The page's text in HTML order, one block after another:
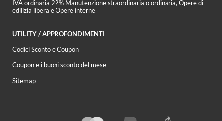
IVA ordinaria 22% Manutenzione straordinaria o ordinaria, Opere di
edilizia libera e Opere interne
UTILITY / APPROFONDIMENTI
Codici Sconto e Coupon
Coupon e i buoni sconto del mese
Sitemap